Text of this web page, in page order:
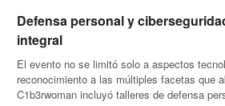
Defensa personal y
integral
El evento no se limitó solo a aspectos
reconocimiento a las múltiples facetas que
C1b3rwoman incluyó talleres de defensa